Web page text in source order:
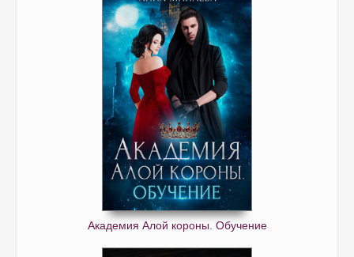
Академия Алой короны. Обучение